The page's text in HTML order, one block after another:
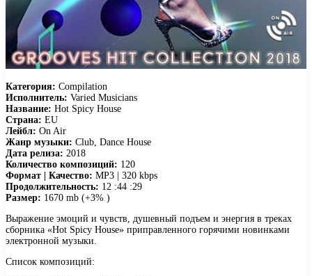
Категория: Compilation
Исполнитель: Varied Musicians
Название: Hot Spicy House
Страна: EU
Лейбл: On Air
Жанр музыки: Club, Dance House
Дата релиза: 2018
Количество композиций: 120
Формат | Качество: MP3 | 320 kbps
Продолжительность: 12 :44 :29
Размер: 1670 mb (+3% )
Выражение эмоций и чувств, душевный подъем и энергия в треках
сборника «Hot Spicy House» приправленного горячими новинками
электронной музыки.
Список композиций: